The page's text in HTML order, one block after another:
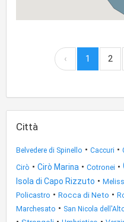
‹ 1 2
Città
Belvedere di Spinello • Caccuri •
Cirò • Cirò Marina • Cotronei •
Isola di Capo Rizzuto •
Policastro • Rocca di Neto •
Marchesato • San Nicola